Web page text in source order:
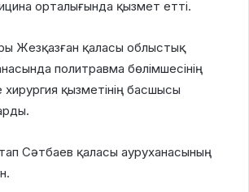
орталығында қызмет етті.
Жезқазған қаласы облыстық
политравма бөлімшесінің
хирургия қызметінің басшысы
Сәтбаев қаласы ауруханасының